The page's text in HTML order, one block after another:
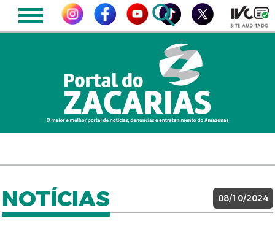
NOTÍCIAS 08/10/2024